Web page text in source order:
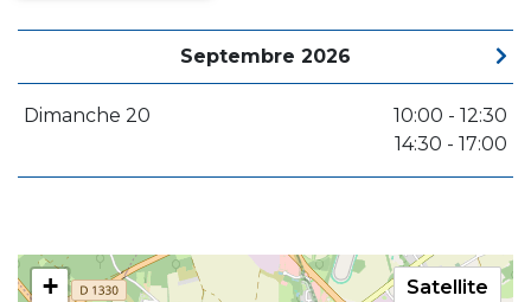
Septembre 2026
Dimanche 20
10:00 - 12:30
14:30 - 17:00
+
Satellite